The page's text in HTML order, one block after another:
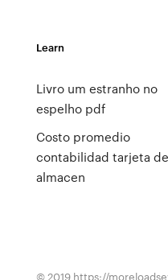
Learn
Livro um estranho no
espelho pdf
Costo promedio
contabilidad tarjeta de
almacen
© 2019 https://